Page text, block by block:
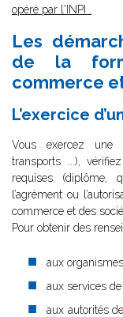
opéré par l'INPI
Les
de la
commerce
L’exercice
Vous exercez une
transports ...),
requises (diplôme,
l’agrément ou
commerce et des
Pour obtenir des
aux
aux services
aux autorités